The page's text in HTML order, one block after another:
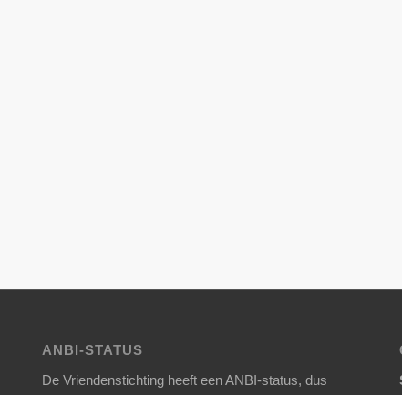
ANBI-STATUS
De Vriendenstichting heeft een ANBI-status, dus